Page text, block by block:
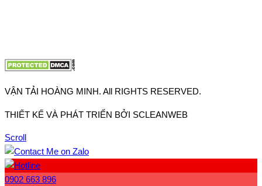
VẬN TẢI HOÀNG MINH. All RIGHTS RESERVED.
THIẾT KẾ VÀ PHÁT TRIỂN BỞI SCLEANWEB
Scroll
0902 663 896